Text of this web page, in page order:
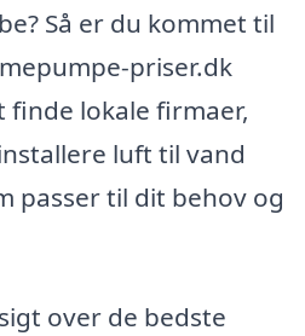
Så er du kommet til
priser.dk
lokale firmaer,
luft til vand
passer til dit behov og
over de bedste